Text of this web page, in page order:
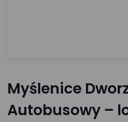
Myślenice
Autobusowy –